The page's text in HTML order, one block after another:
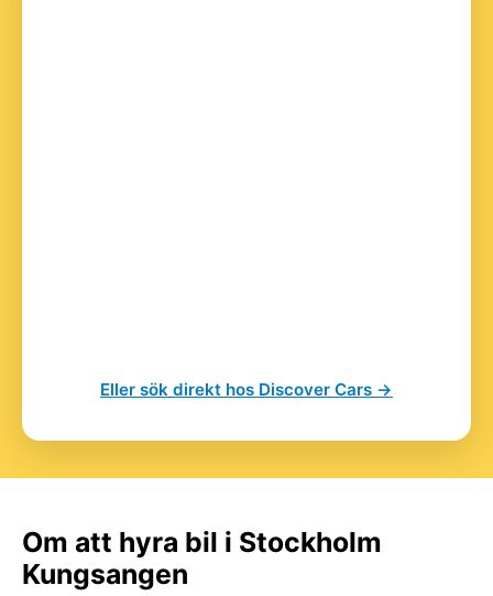
Eller sök direkt hos Discover Cars →
Om att hyra bil i Stockholm
Kungsangen